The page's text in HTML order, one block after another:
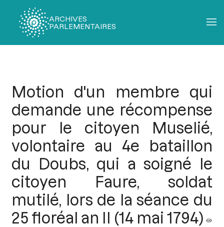
ARCHIVES
PARLEMENTAIRES
Motion d'un membre qui
demande une récompense
pour le citoyen Muselié,
volontaire au 4e bataillon
du Doubs, qui a soigné le
citoyen Faure, soldat
mutilé, lors de la séance du
25 floréal an II (14 mai 1794)